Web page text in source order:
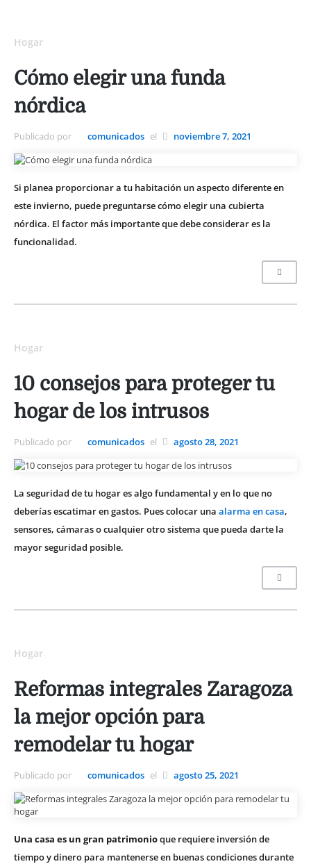
Hogar
Cómo elegir una funda
nórdica
Publicado por comunicados el noviembre 7, 2021
Si planea proporcionar a tu habitación un aspecto diferente en
este invierno, puede preguntarse cómo elegir una cubierta
nórdica. El factor más importante que debe considerar es la
funcionalidad.
Hogar
10 consejos para proteger tu
hogar de los intrusos
Publicado por comunicados el agosto 28, 2021
La seguridad de tu hogar es algo fundamental y en lo que no
deberías escatimar en gastos. Pues colocar una alarma en casa,
sensores, cámaras o cualquier otro sistema que pueda darte la
mayor seguridad posible.
Hogar
Reformas integrales Zaragoza
la mejor opción para
remodelar tu hogar
Publicado por comunicados el agosto 25, 2021
Una casa es un gran patrimonioque requiere inversión de
tiempo y dinero para mantenerse en buenas condiciones durante